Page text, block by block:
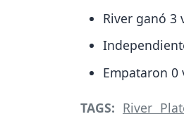
River ganó 3
Empataron 0
TAGS: River